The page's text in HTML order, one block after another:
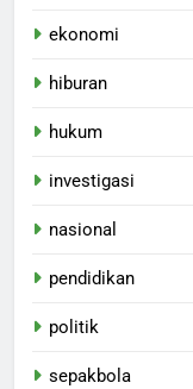
ekonomi
hiburan
hukum
investigasi
nasional
pendidikan
politik
sepakbola